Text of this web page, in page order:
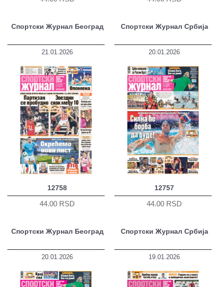
Спортски Журнал Београд
21.01.2026
12758
44.00 RSD
Спортски Журнал Србија
20.01.2026
12757
44.00 RSD
Спортски Журнал Београд
20.01.2026
Спортски Журнал Србија
19.01.2026